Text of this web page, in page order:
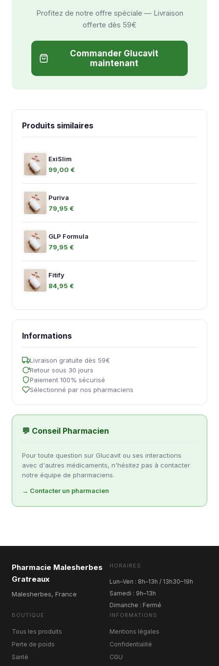
Profitez de notre offre spéciale — Livraison
offerte dès 59€
Commander Glucavit
maintenant
Produits similaires
ExiSlim
99,00 €
Puriva
79,95 €
GLP Formula
79,95 €
Fitify
84,95 €
Informations
Livraison gratuite dès 59€
Retour sous 30 jours
Paiement 100% sécurisé
Sélectionné par nos pharmaciens
💬 Conseil Pharmacien
Pour toute question sur Glucavit ou ses interactions
avec d'autres médicaments, n'hésitez pas à contacter
notre équipe de pharmaciens.
→ Contacter un pharmacien
Pharmacie Malesherbes
Gratreaux
Malesherbes, France
HORAIRES
Lun–Ven : 8h–13h / 13h30–19h
Samedi : 9h–13h
Dimanche : Fermé
BOUTIQUE
Tous les produits
Perte de poids
Santé
INFORMATIONS
Mentions légales
Confidentialité
CGU